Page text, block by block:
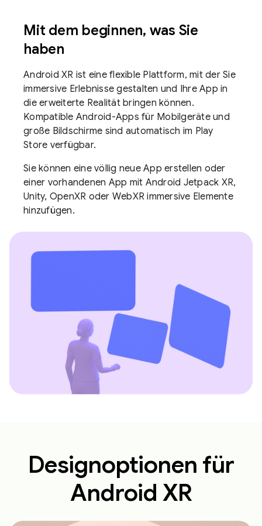
Mit dem beginnen, was Sie
haben
Android XR ist eine flexible Plattform, mit der Sie
immersive Erlebnisse gestalten und Ihre App in
die erweiterte Realität bringen können.
Kompatible Android-Apps für Mobilgeräte und
große Bildschirme sind automatisch im Play
Store verfügbar.
Sie können eine völlig neue App erstellen oder
einer vorhandenen App mit Android Jetpack XR,
Unity, OpenXR oder WebXR immersive Elemente
hinzufügen.
Designoptionen für
Android XR